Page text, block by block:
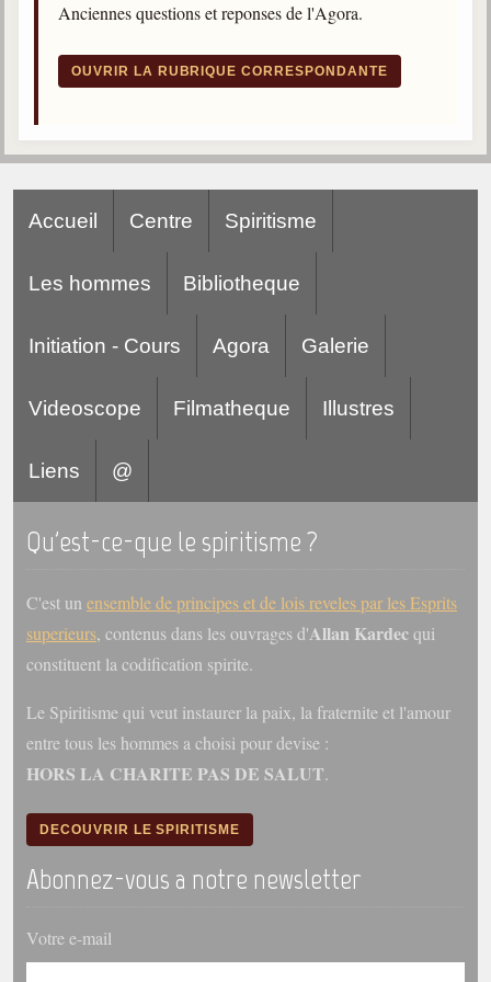
trimestrielles
Sujets du mois
Maximes
Posez-nous des questions
Galerie
Photos et vidéoscope
Galerie photos
Les Illustrés
Liens spirites
France
Anciennes questions et reponses de l'Agora.
OUVRIR LA RUBRIQUE CORRESPONDANTE
Accueil Centre Spiritisme
Les hommes Bibliotheque
Initiation - Cours Agora Galerie
Videoscope Filmatheque Illustres
Liens @
Qu'est-ce-que le spiritisme ?
C'est un ensemble de principes et de lois reveles par les Esprits
superieurs, contenus dans les ouvrages d'Allan Kardecqui
constituent la codification spirite.
Le Spiritisme qui veut instaurer la paix, la fraternite et l'amour
entre tous les hommes a choisi pour devise :
HORS LA CHARITE PAS DE SALUT.
DECOUVRIR LE SPIRITISME
Abonnez-vous a notre newsletter
Votre e-mail